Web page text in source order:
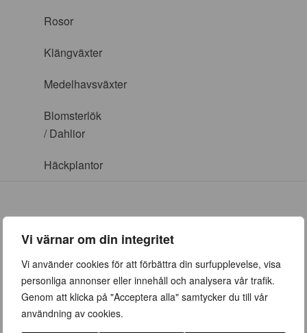
Vi värnar om din integritet
Vi använder cookies för att förbättra din surfupplevelse, visa
personliga annonser eller innehåll och analysera vår trafik.
Genom att klicka på "Acceptera alla" samtycker du till vår
användning av cookies.
Rosor
Klängväxter
Medelhavsväxter
Blomsterlök
/ Dahlior
Häckplantor
ÖPPETTIDER
Vår (23 mars – 28 juni)
Vardagar 09:00 – 19:00
Lördag 10:00 – 16:00